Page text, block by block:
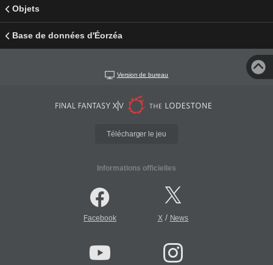
Objets
Base de données d'Éorzéa
Version de bureau
Télécharger le jeu
Informations officielles
Facebook X/ News